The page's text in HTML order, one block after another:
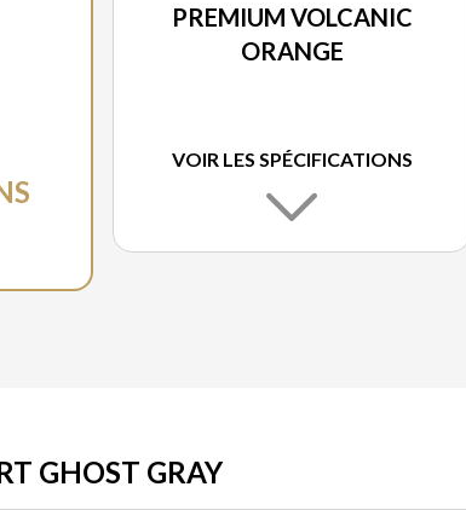
PREMIUM VOLCANIC
ORANGE
VOIR LES SPÉCIFICATIONS
GHOST GRAY